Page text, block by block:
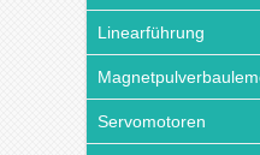
Linearführung
Servomotoren